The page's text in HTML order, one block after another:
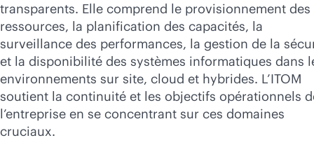
transparents. Elle comprend le provisionnement des
ressources, la planification des capacités, la
surveillance des performances, la gestion de la
et la disponibilité des systèmes informatiques dans
environnements sur site, cloud et hybrides. L’ITOM
soutient la continuité et les objectifs opérationnels
l’entreprise en se concentrant sur ces domaines
cruciaux.